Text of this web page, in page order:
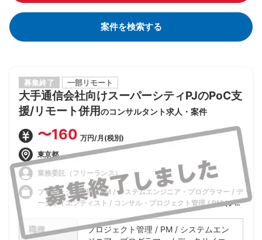
案件を検索する
募集終了 一部リモート
大手通信会社向けスーパーシティPJのPoC支
援/リモート併用のコンサルタント求人・案件
〜160 万円/月(税別)
東京都
業務委託（フリーランス）
プロジェクト管理 / PM / システムエンジニア・プログラマー / デ
ータサイエンティスト / コンサル・プロジェクト管理 / PM (プロ
ジェクトマネージャー) / 戦略 / IT / 構想/グランドデザイン/EA /
AI
職種
プロジェクト管理 / PM / システムエン